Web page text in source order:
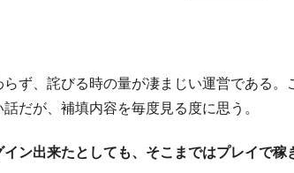
ず、詫びる時の量が凄まじい運営である
だが、補填内容を毎度見る度に思う。
イン出来たとしても、そこまではプレイで